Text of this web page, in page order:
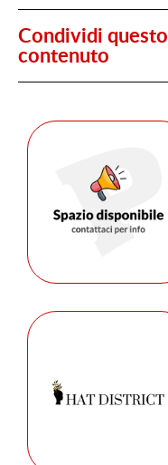
Condividi questo
contenuto